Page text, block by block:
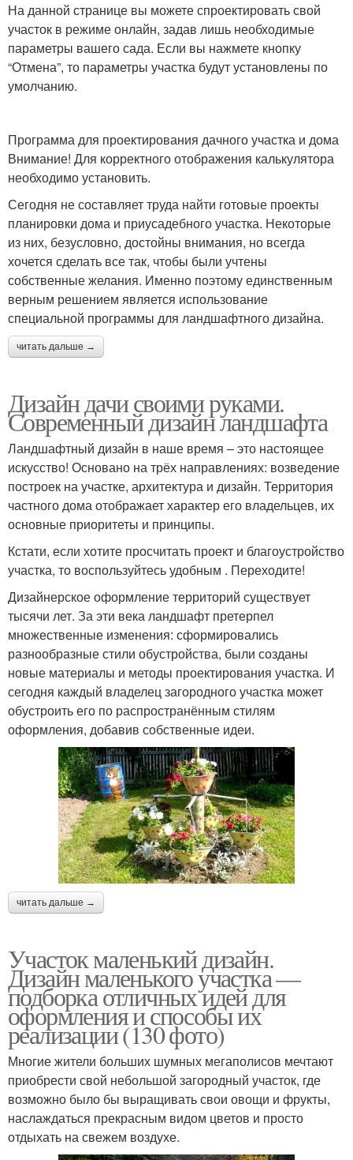
На данной странице вы можете спроектировать свой
участок в режиме онлайн, задав лишь необходимые
параметры вашего сада. Если вы нажмете кнопку
“Отмена”, то параметры участка будут установлены по
умолчанию.
Программа для проектирования дачного участка и дома
Внимание! Для корректного отображения калькулятора
необходимо установить.
Сегодня не составляет труда найти готовые проекты
планировки дома и приусадебного участка. Некоторые
из них, безусловно, достойны внимания, но всегда
хочется сделать все так, чтобы были учтены
собственные желания. Именно поэтому единственным
верным решением является использование
специальной программы для ландшафтного дизайна.
читать дальше →
Дизайн дачи своими руками.
Современный дизайн ландшафта
Ландшафтный дизайн в наше время – это настоящее
искусство! Основано на трёх направлениях: возведение
построек на участке, архитектура и дизайн. Территория
частного дома отображает характер его владельцев, их
основные приоритеты и принципы.
Кстати, если хотите просчитать проект и благоустройство
участка, то воспользуйтесь удобным . Переходите!
Дизайнерское оформление территорий существует
тысячи лет. За эти века ландшафт претерпел
множественные изменения: сформировались
разнообразные стили обустройства, были созданы
новые материалы и методы проектирования участка. И
сегодня каждый владелец загородного участка может
обустроить его по распространённым стилям
оформления, добавив собственные идеи.
читать дальше →
Участок маленький дизайн.
Дизайн маленького участка —
подборка отличных идей для
оформления и способы их
реализации (130 фото)
Многие жители больших шумных мегаполисов мечтают
приобрести свой небольшой загородный участок, где
возможно было бы выращивать свои овощи и фрукты,
наслаждаться прекрасным видом цветов и просто
отдыхать на свежем воздухе.